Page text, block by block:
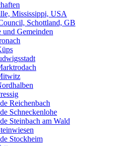
Mississippi, USA
Schottland, GB
und Gemeinden
Reichenbach
Schneckenlohe
Steinbach am Wald
Stockheim